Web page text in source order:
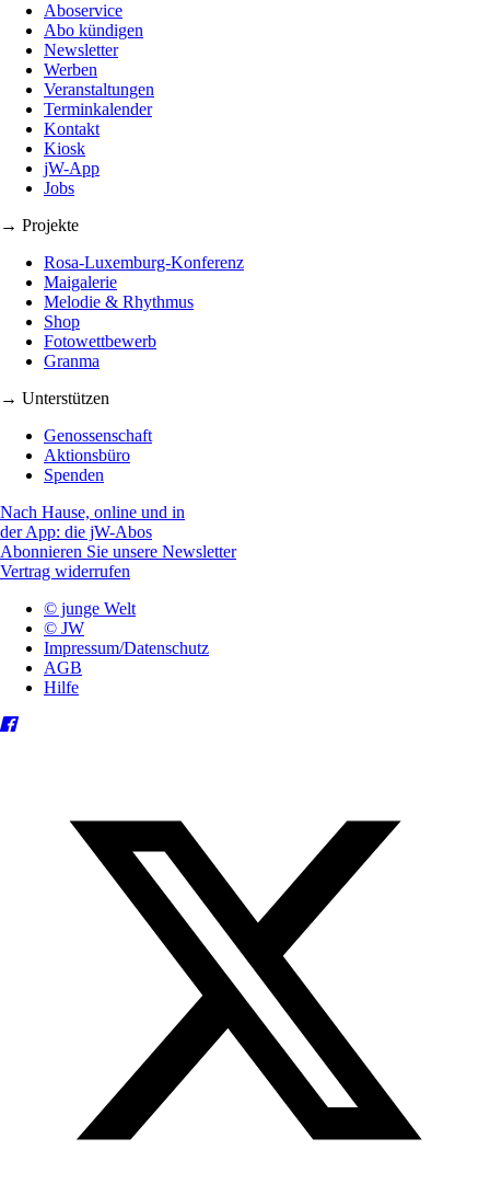
Aboservice
Abo kündigen
Newsletter
Werben
Veranstaltungen
Terminkalender
Kontakt
Kiosk
jW-App
Jobs
→ Projekte
Rosa-Luxemburg-Konferenz
Maigalerie
Melodie & Rhythmus
Shop
Fotowettbewerb
Granma
→ Unterstützen
Genossenschaft
Aktionsbüro
Spenden
Nach Hause, online und in
der App: die jW-Abos
Abonnieren Sie unsere Newsletter
Vertrag widerrufen
© junge Welt
© JW
Impressum/Datenschutz
AGB
Hilfe